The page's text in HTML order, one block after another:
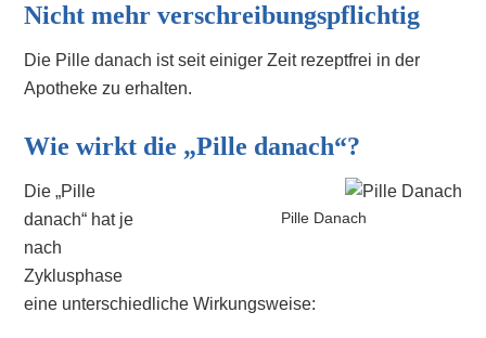
Nicht mehr verschreibungspflichtig
Die Pille danach ist seit einiger Zeit rezeptfrei in der
Apotheke zu erhalten.
Wie wirkt die „Pille danach“?
Pille Danach
Die „Pille
danach“ hat je
nach
Zyklusphase
eine unterschiedliche Wirkungsweise: